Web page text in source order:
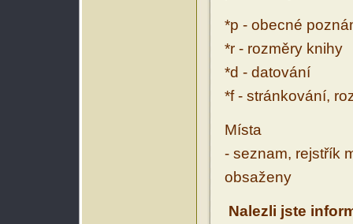
*p - obecné
*r - rozměry knihy
*d - datování
*f - stránkování,
Místa
- seznam, rejstřík
obsaženy
Nalezli jste